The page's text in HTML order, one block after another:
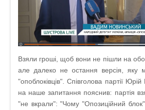
Взяли гроші, щоб вони не пішли на
але далеко не остання версія, яку
"опоблоківців". Співголова партії Юрій
на наше запитання пояснив: партія
"не вкрали": "Чому "Опозиційний